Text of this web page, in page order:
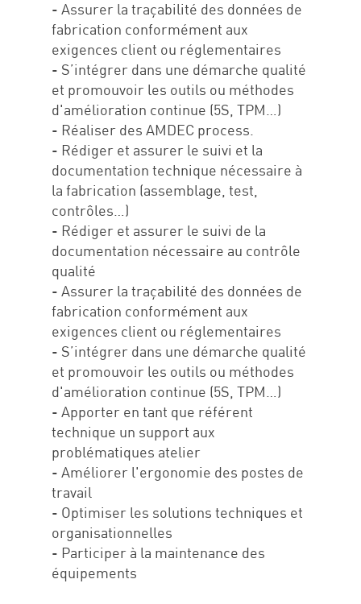
- Assurer la traçabilité des données de
fabrication conformément aux
exigences client ou réglementaires
- S’intégrer dans une démarche qualité
et promouvoir les outils ou méthodes
d'amélioration continue (5S, TPM…)
- Réaliser des AMDEC process.
- Rédiger et assurer le suivi et la
documentation technique nécessaire à
la fabrication (assemblage, test,
contrôles…)
- Rédiger et assurer le suivi de la
documentation nécessaire au contrôle
qualité
- Assurer la traçabilité des données de
fabrication conformément aux
exigences client ou réglementaires
- S’intégrer dans une démarche qualité
et promouvoir les outils ou méthodes
d'amélioration continue (5S, TPM…)
- Apporter en tant que référent
technique un support aux
problématiques atelier
- Améliorer l'ergonomie des postes de
travail
- Optimiser les solutions techniques et
organisationnelles
- Participer à la maintenance des
équipements